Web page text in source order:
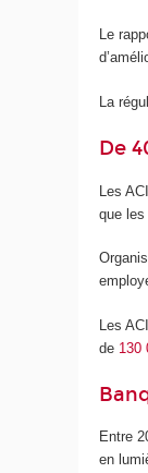
Le
La
De
Les
que
Les
de 130
Entre
en